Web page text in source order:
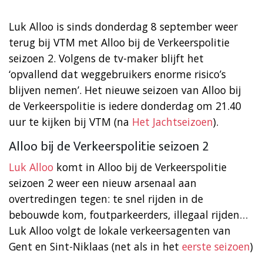
Luk Alloo is sinds donderdag 8 september weer
terug bij VTM met Alloo bij de Verkeerspolitie
seizoen 2. Volgens de tv-maker blijft het
‘opvallend dat weggebruikers enorme risico’s
blijven nemen’. Het nieuwe seizoen van Alloo bij
de Verkeerspolitie is iedere donderdag om 21.40
uur te kijken bij VTM (na Het Jachtseizoen).
Alloo bij de Verkeerspolitie seizoen 2
Luk Alloo komt in Alloo bij de Verkeerspolitie
seizoen 2 weer een nieuw arsenaal aan
overtredingen tegen: te snel rijden in de
bebouwde kom, foutparkeerders, illegaal rijden…
Luk Alloo volgt de lokale verkeersagenten van
Gent en Sint-Niklaas (net als in het eerste seizoen)